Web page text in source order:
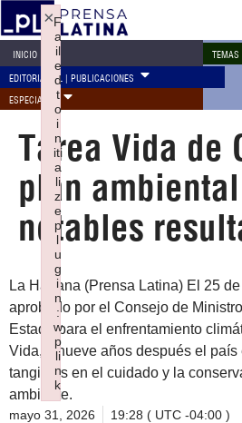
INICIO TEMAS
EDITORIAL PL | PUBLICACIONES
ESPECIALES
Tarea Vida de
plan
notables
La Habana (Prensa Latina) El 25
aprobado por el Consejo de
Estado para el enfrentamiento
Vida, y nueve años después el
tangibles en el cuidado y la
ambiente.
mayo 31, 2026 19:28 ( UTC -04:00 )
F
a
il
e
d
t
o
i
n
iti
a
li
z
e
p
l
u
g
i
n
:
w
p
li
n
k
×
Failed to initialize plugin: wplink